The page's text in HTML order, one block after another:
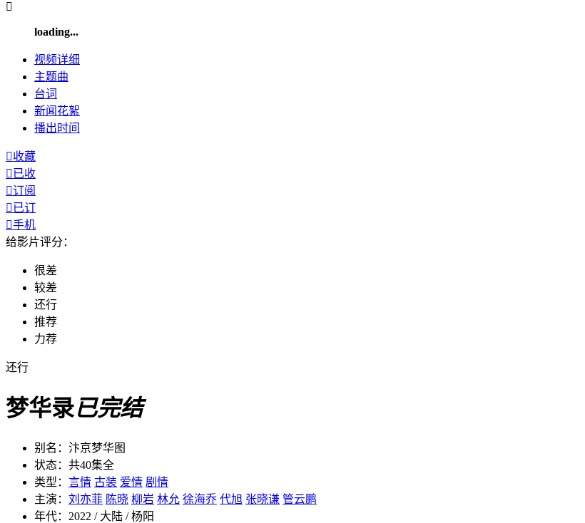

loading...
视频详细
主题曲
台词
新闻 花絮
播出时间
收藏
已收
订阅
已订
手机
给影片评分：
很差
较差
还行
推荐
力荐
还行
梦华录已完结
别名： 汴京梦华图
状态： 共40集全
类型： 言情 古装 爱情 剧情
主演： 刘亦菲 陈晓 柳岩 林允 徐海乔 代旭 张晓谦 管云鹏
年代： 2022 / 大陆 / 杨阳